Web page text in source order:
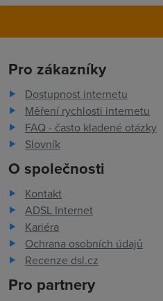
Pro zákazníky
Dostupnost internetu
Měření rychlosti internetu
FAQ - často kladené otázky
Slovník
O společnosti
Kontakt
ADSL Internet
Kariéra
Ochrana osobních údajů
Recenze dsl.cz
Pro partnery